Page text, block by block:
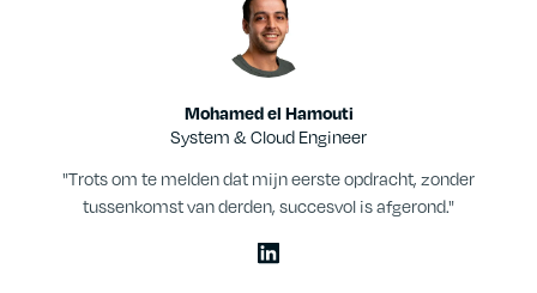
Mohamed el Hamouti
System & Cloud Engineer
"Trots om te melden dat mijn eerste opdracht, zonder
tussenkomst van derden, succesvol is afgerond."